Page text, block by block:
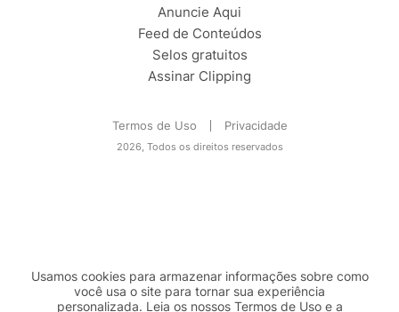
Anuncie Aqui
Feed de Conteúdos
Selos gratuitos
Assinar Clipping
Termos de Uso Privacidade
2026, Todos os direitos reservados
Usamos cookies para armazenar informações sobre como
você usa o site para tornar sua experiência
personalizada. Leia os nossos Termos de Usoe a